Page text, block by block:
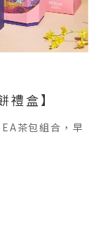
盒】
茶包組合，早